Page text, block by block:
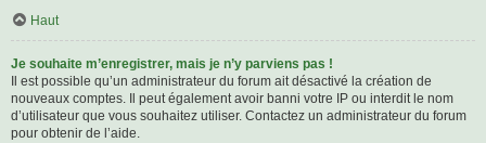
Haut
Je souhaite m’enregistrer, mais je n’y parviens pas !
Il est possible qu’un administrateur du forum ait désactivé la création de
nouveaux comptes. Il peut également avoir banni votre IP ou interdit le nom
d’utilisateur que vous souhaitez utiliser. Contactez un administrateur du forum
pour obtenir de l’aide.